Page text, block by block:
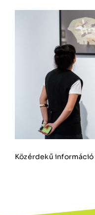
Közérdekű információ